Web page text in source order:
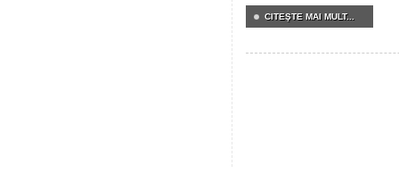
CITEŞTE MAI MULT...